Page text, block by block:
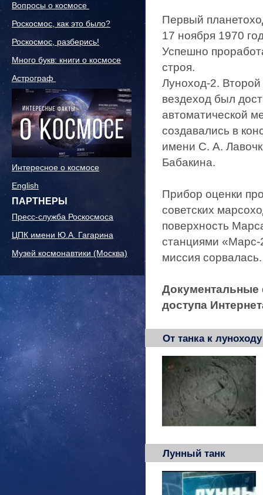
Вопросы о космосе
Роскосмос, как это было?
Роскосмос, разберись!
Много букв: книги о космосе
Астрограф
Интересное о космосе
English
ПАРТНЕРЫ
Пресс-служба Роскосмоса
ЦПК имени Ю.А. Гагарина
Музей космонавтики (Москва)
Первый
17 ноября 1970
Успешно
строя.
Луноход-2.
вездеход был
автоматической
создавались в
имени С. А.
Бабакина.
Прибор оценки
советских
поверхность
станциями «Марс-
миссия сорвалась.
доступа
От танка к луноходу
Лунный танк